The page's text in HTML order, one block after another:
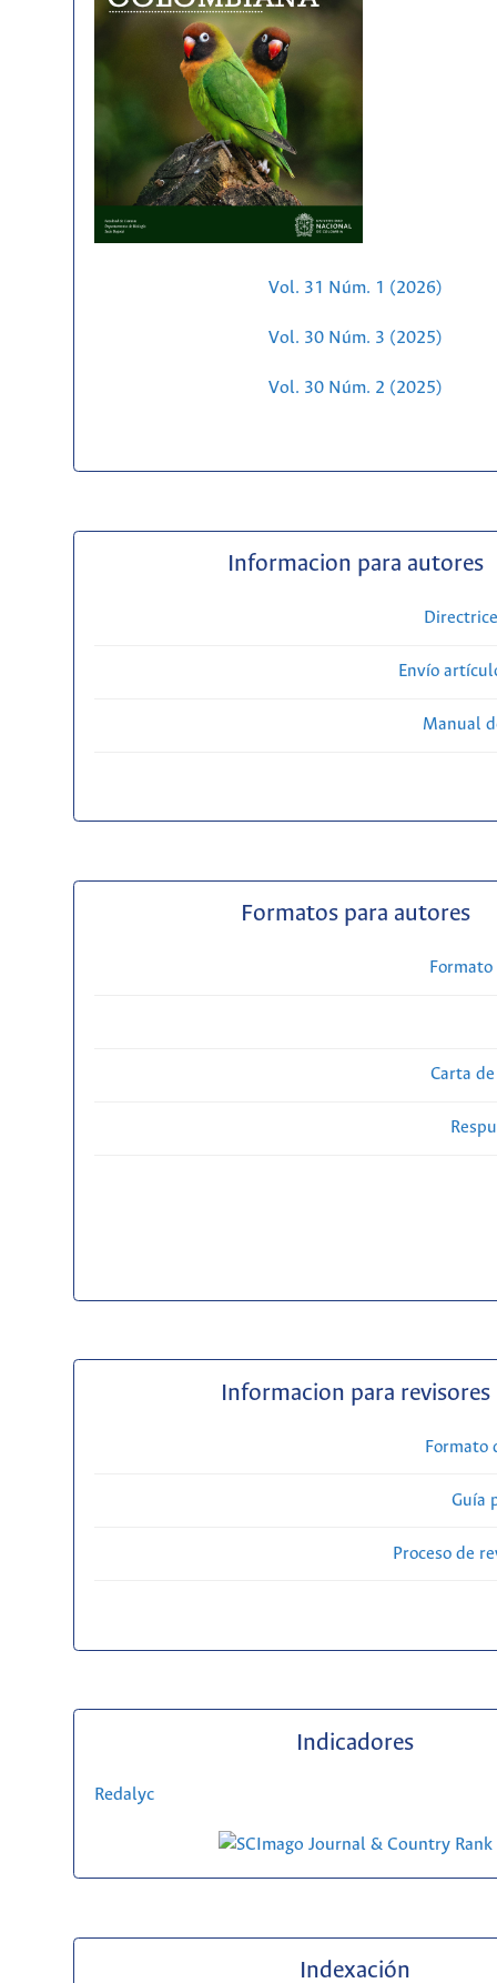
Vol. 31 Núm. 1 (2026)
Vol. 30 Núm. 3 (2025)
Vol. 30 Núm. 2 (2025)
Informacion para autores
Envío
Manual
Formatos para autores
Carta
Informacion para revisores
Formato
Guía
Proceso de
Indicadores
Redalyc
Indexación